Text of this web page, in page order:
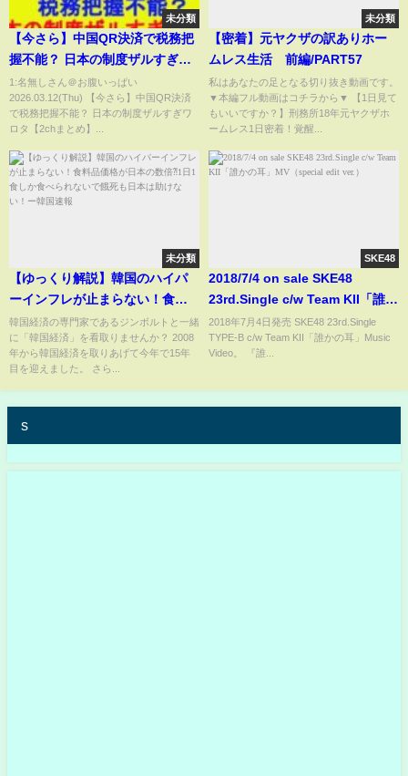
未分類
【今さら】中国QR決済で税務把
握不能？ 日本の制度ザルすぎワ
ロタ【2chまとめ】【2chスレ】
【5chスレ】【ゆっくり】
1:名無しさん＠お腹いっぱい
2026.03.12(Thu) 【今さら】中国QR決済
で税務把握不能？ 日本の制度ザルすぎワ
ロタ【2chまとめ】...
未分類
【密着】元ヤクザの訳ありホー
ムレス生活 前編/PART57
私はあなたの足となる切り抜き動画です。
▼本編フル動画はコチラから▼ 【1日見て
もいいですか？】刑務所18年元ヤクザホ
ームレス1日密着！覚醒...
未分類
【ゆっくり解説】韓国のハイパ
ーインフレが止まらない！食料
品価格が日本の数倍⁈1日1食しか
食べられないで餓死も日本は助
けない！ー韓国速報
韓国経済の専門家であるジンボルトと一緒
に「韓国経済」を看取りませんか？ 2008
年から韓国経済を取りあげて今年で15年
目を迎えました。 さら...
SKE48
2018/7/4 on sale SKE48
23rd.Single c/w Team KII「誰か
の耳」MV（special edit ver.）
2018年7月4日発売 SKE48 23rd.Single
TYPE-B c/w Team KII「誰かの耳」Music
Video。 『誰...
s